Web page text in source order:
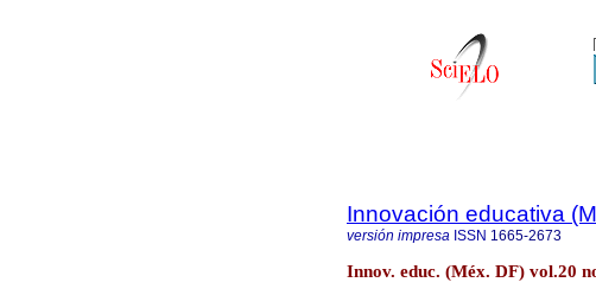
Innovación educativa
versión impresa ISSN 1665-2673
Innov. educ. (Méx. DF) vol.20